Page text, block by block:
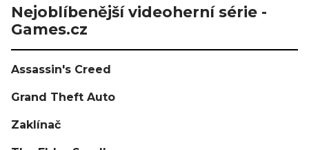
Nejoblíbenější videoherní série -
Games.cz
Assassin's Creed
Grand Theft Auto
Zaklínač